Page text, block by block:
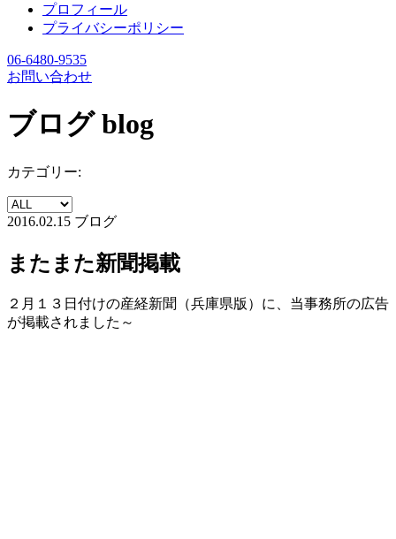
プロフィール
プライバシーポリシー
06-6480-9535
お問い合わせ
ブログ blog
カテゴリー:
2016.02.15 ブログ
またまた新聞掲載
２月１３日付けの産経新聞（兵庫県版）に、当事務所の広告
が掲載されました～